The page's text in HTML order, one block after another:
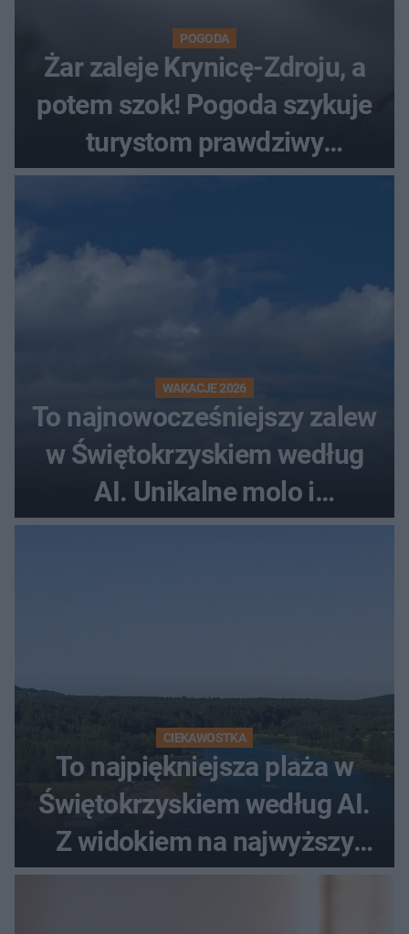
POGODA
Żar zaleje Krynicę-Zdroju, a
potem szok! Pogoda szykuje
turystom prawdziwy
rollercoaster
WAKACJE 2026
To najnowocześniejszy zalew
w Świętokrzyskiem według
AI. Unikalne molo i
promenada
CIEKAWOSTKA
To najpiękniejsza plaża w
Świętokrzyskiem według AI.
Z widokiem na najwyższy
szczyt Gór Świętokrzyskich